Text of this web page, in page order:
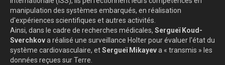
manipulation des systèmes embarqués, en réalisation
d'expériences scientifiques et autres activités.
Ainsi, dans le cadre de recherches médicales, Sergueï Koud-
Sverchkova réalisé une surveillance Holter pour évaluer l'état du
système cardiovasculaire, etSergueï Mikayeva « transmis » les
données reçues sur Terre.